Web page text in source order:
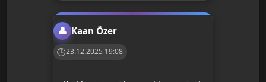
Kaan Özer
23.12.2025 19:08